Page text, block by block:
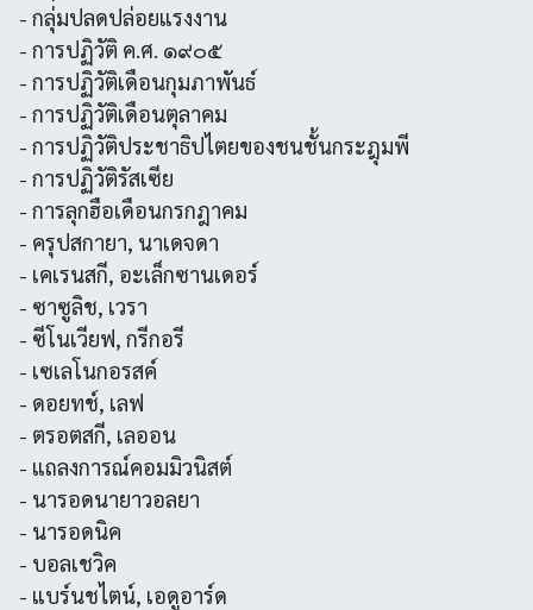
- กลุ่มปลดปล่อยแรงงาน
- การปฏิวัติ ค.ศ. ๑๙๐๕
- การปฏิวัติเดือนกุมภาพันธ์
- การปฏิวัติเดือนตุลาคม
- การปฏิวัติประชาธิปไตยของชนชั้นกระฎุมพี
- การปฏิวัติรัสเซีย
- การลุกฮือเดือนกรกฎาคม
- ครุปสกายา, นาเดจดา
- เคเรนสกี, อะเล็กซานเดอร์
- ซาซูลิช, เวรา
- ซีโนเวียฟ, กรีกอรี
- เซเลโนกอรสค์
- ดอยทช์, เลฟ
- ตรอตสกี, เลออน
- แถลงการณ์คอมมิวนิสต์
- นารอดนายาวอลยา
- นารอดนิค
- บอลเชวิค
- แบร์นชไตน์, เอดูอาร์ด